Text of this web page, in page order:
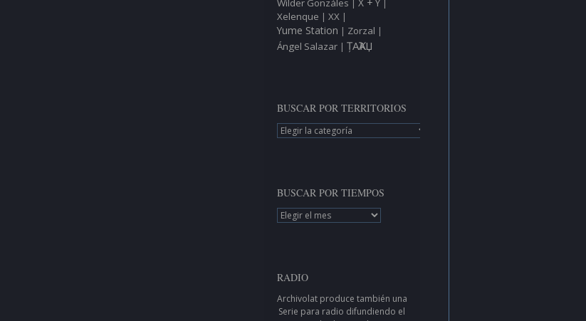
Wilder Gonzáles | |
Xelenque | XX|
Yume Station | Zorzal |
Ángel Salazar| ȚAҠAЏ
BUSCAR POR TERRITORIOS
BUSCAR
POR
BUSCAR POR TIEMPOS
BUSCAR
POR
RADIO
Archivolat produce también una
Serie para radio difundiendo el